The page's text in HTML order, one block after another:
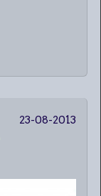
23-08-2013